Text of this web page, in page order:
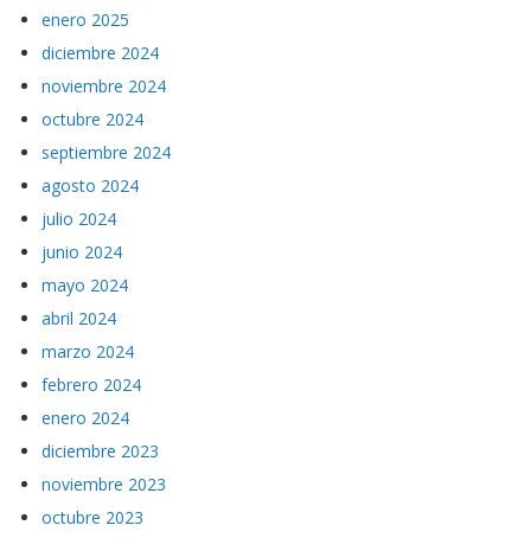
enero 2025
diciembre 2024
noviembre 2024
octubre 2024
septiembre 2024
agosto 2024
julio 2024
junio 2024
mayo 2024
abril 2024
marzo 2024
febrero 2024
enero 2024
diciembre 2023
noviembre 2023
octubre 2023